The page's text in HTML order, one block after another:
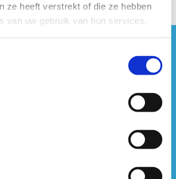
ze heeft verstrekt of die ze hebben
van uw gebruik van hun services.